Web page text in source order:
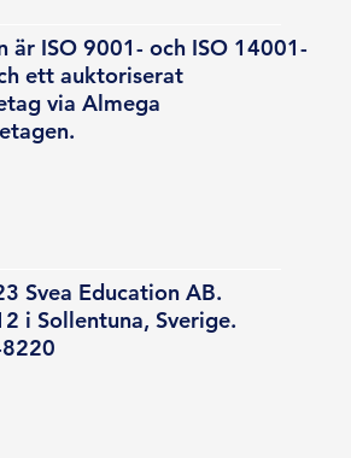
är ISO 9001- och ISO 14001-
ett auktoriserat
via Almega
Svea Education AB.
i Sollentuna, Sverige.